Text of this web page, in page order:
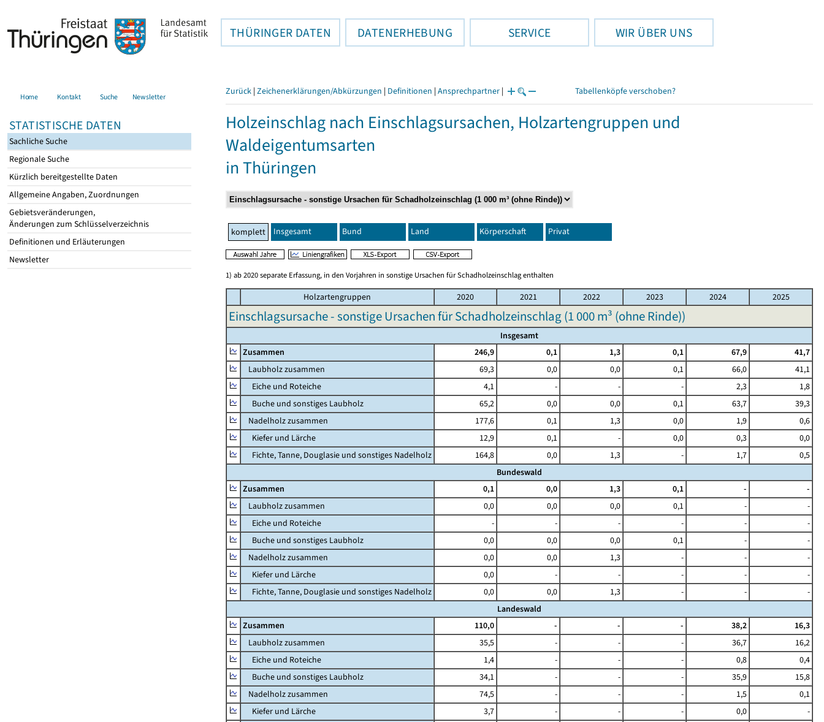
THÜRINGER DATEN DATENERHEBUNG SERVICE WIR ÜBER UNS
Home Kontakt Suche Newsletter
STATISTISCHE DATEN
Sachliche Suche
Regionale Suche
Kürzlich bereitgestellte Daten
Allgemeine Angaben, Zuordnungen
Gebietsveränderungen,
Änderungen zum Schlüsselverzeichnis
Definitionen und Erläuterungen
Newsletter
Zurück | Zeichenerklärungen/Abkürzungen | Definitionen | Ansprechpartner | Tabellenköpfe verschoben?
Holzeinschlag nach Einschlagsursachen, Holzartengruppen und
Waldeigentumsarten
in Thüringen
komplett Insgesamt Bund Land Körperschaft Privat
1) ab 2020 separate Erfassung, in den Vorjahren in sonstige Ursachen für Schadholzeinschlag enthalten
Holzartengruppen 2020 2021 2022 2023 2024 2025
Einschlagsursache - sonstige Ursachen für Schadholzeinschlag (1 000 m³ (ohne Rinde))
Insgesamt
Zusammen
246,9 0,1 1,3 0,1 67,9
41,7
Laubholz zusammen
69,3 0,0 0,0 0,1 66,0
41,1
Eiche und Roteiche
4,1 - - - 2,3
1,8
Buche und sonstiges Laubholz
65,2 0,0 0,0 0,1 63,7
39,3
Nadelholz zusammen
177,6 0,1 1,3 0,0 1,9
0,6
Kiefer und Lärche
12,9 0,1 - 0,0 0,3
0,0
Fichte, Tanne, Douglasie und sonstiges Nadelholz
164,8 0,0 1,3 - 1,7
0,5
Bundeswald
Zusammen
0,1 0,0 1,3 0,1 -
-
Laubholz zusammen
0,0 0,0 0,0 0,1 -
-
Eiche und Roteiche
- - - - -
-
Buche und sonstiges Laubholz
0,0 0,0 0,0 0,1 -
-
Nadelholz zusammen
0,0 0,0 1,3 - -
-
Kiefer und Lärche
0,0 - - - -
-
Fichte, Tanne, Douglasie und sonstiges Nadelholz
0,0 0,0 1,3 - -
-
Landeswald
Zusammen
110,0 - - - 38,2
16,3
Laubholz zusammen
35,5 - - - 36,7
16,2
Eiche und Roteiche
1,4 - - - 0,8
0,4
Buche und sonstiges Laubholz
34,1 - - - 35,9
15,8
Nadelholz zusammen
74,5 - - - 1,5
0,1
Kiefer und Lärche
3,7 - - - 0,0
-